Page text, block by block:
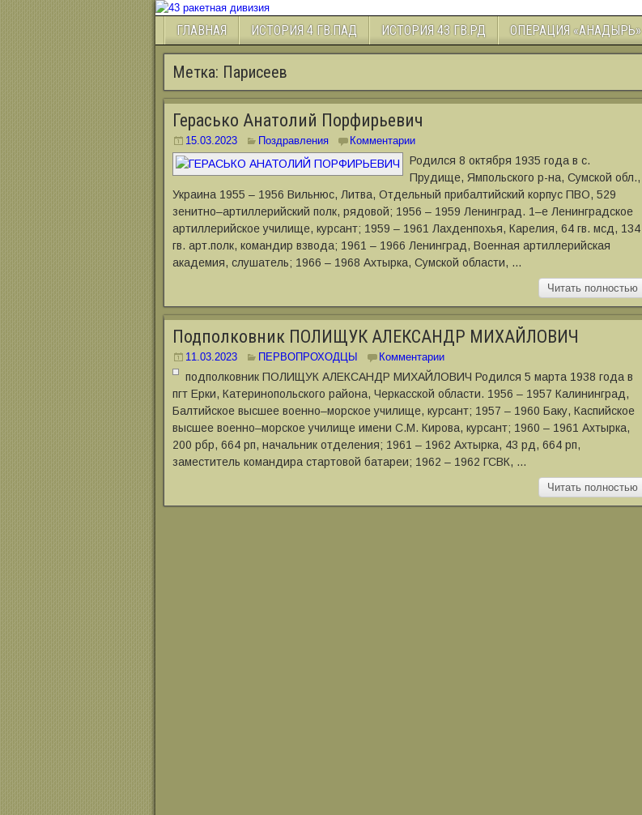
ГЛАВНАЯ ИСТОРИЯ 4 ГВ.ПАД ИСТОРИЯ 43 ГВ.РД ОПЕРАЦИЯ «АНАДЫРЬ»
Метка: Парисеев
Герасько Анатолий Порфирьевич
15.03.2023 Поздравления Комментарии
Родился 8 октября 1935 года в с.
Прудище, Ямпольского р-на, Сумской обл.,
Украина 1955 – 1956 Вильнюс, Литва, Отдельный прибалтийский корпус ПВО, 529
зенитно–артиллерийский полк, рядовой; 1956 – 1959 Ленинград. 1–е Ленинградское
артиллерийское училище, курсант; 1959 – 1961 Лахденпохья, Карелия, 64 гв. мсд, 134
гв. арт.полк, командир взвода; 1961 – 1966 Ленинград, Военная артиллерийская
академия, слушатель; 1966 – 1968 Ахтырка, Сумской области, …
Читать полностью
Подполковник ПОЛИЩУК АЛЕКСАНДР МИХАЙЛОВИЧ
11.03.2023 ПЕРВОПРОХОДЦЫ Комментарии
подполковник ПОЛИЩУК АЛЕКСАНДР МИХАЙЛОВИЧ Родился 5 марта 1938 года в
пгт Ерки, Катеринопольского района, Черкасской области. 1956 ‒ 1957 Калининград,
Балтийское высшее военно‒морское училище, курсант; 1957 ‒ 1960 Баку, Каспийское
высшее военно‒морское училище имени С.М. Кирова, курсант; 1960 ‒ 1961 Ахтырка,
200 рбр, 664 рп, начальник отделения; 1961 ‒ 1962 Ахтырка, 43 рд, 664 рп,
заместитель командира стартовой батареи; 1962 ‒ 1962 ГСВК, …
Читать полностью